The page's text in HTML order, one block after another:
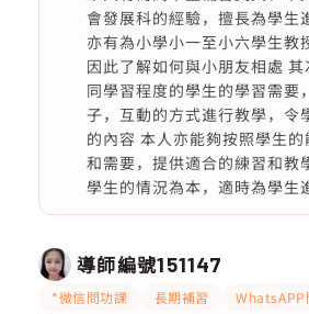
會發展科的經驗，擅長為學生
亦有為小學小一至小六學生教
因此了解如何與小朋友相處
同學習程度的學生的學習需要
子，互動的方式進行教學，令
的內容 本人亦能夠按照學生
和需要，提供適合的練習和教
學生的情況為本，適時為學生
導師編號151147
*微信問功課 長期補習 WhatsAPP